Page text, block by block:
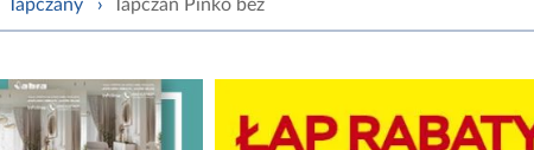
Tapczany › Tapczan Pinko beż